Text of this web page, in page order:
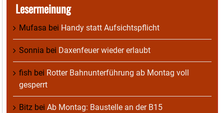
Lesermeinung
Mufasa bei Handy statt Aufsichtspflicht
Sonnia bei Daxenfeuer wieder erlaubt
fish bei Rotter Bahnunterführung ab Montag voll
gesperrt
Bitz bei Ab Montag: Baustelle an der B15